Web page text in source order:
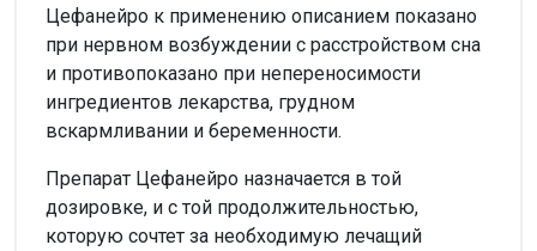
Цефанейро к применению описанием показано
при нервном возбуждении с расстройством сна
и противопоказано при непереносимости
ингредиентов лекарства, грудном
вскармливании и беременности.
Препарат Цефанейро назначается в той
дозировке, и с той продолжительностью,
которую сочтет за необходимую лечащий